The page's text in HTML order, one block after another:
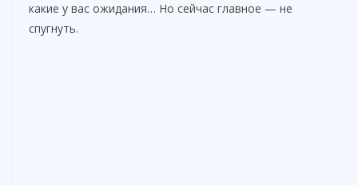
какие у вас ожидания… Но сейчас главное — не
спугнуть.